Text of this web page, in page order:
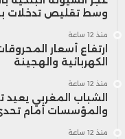
وسط تقليص تدخلات
منذ 12 ساعة
ارتفاع أسعار
الكهربائية والهجينة
منذ 12 ساعة
الشباب المغربي يعيد
والمؤسسات أمام
منذ 12 ساعة